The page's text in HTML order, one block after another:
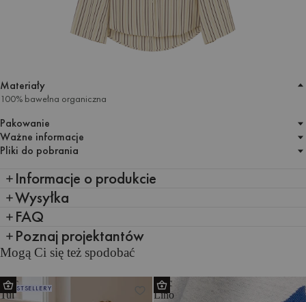
Materiały
100% bawełna organiczna
Pakowanie
Ważne informacje
Pliki do pobrania
Informacje o produkcie
Wysyłka
FAQ
Poznaj projektantów
Mogą Ci się też spodobać
Koc
Tul
BESTSELLERY
Koc
Lino